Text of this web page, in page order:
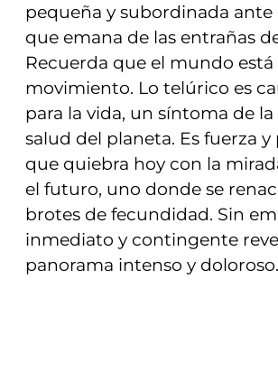
pequeña y subordinada ante
que emana de las entrañas
Recuerda que el mundo está
movimiento. Lo telúrico es
para la vida, un síntoma de
salud del planeta. Es fuerza
que quiebra hoy con la
el futuro, uno donde se
brotes de fecundidad. Sin
inmediato y contingente
panorama intenso y doloroso.